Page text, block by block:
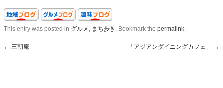
This entry was posted in グルメ , まち歩き . Bookmark the permalink.
← 三朝庵 「アジアンダイニングカフェ」 →